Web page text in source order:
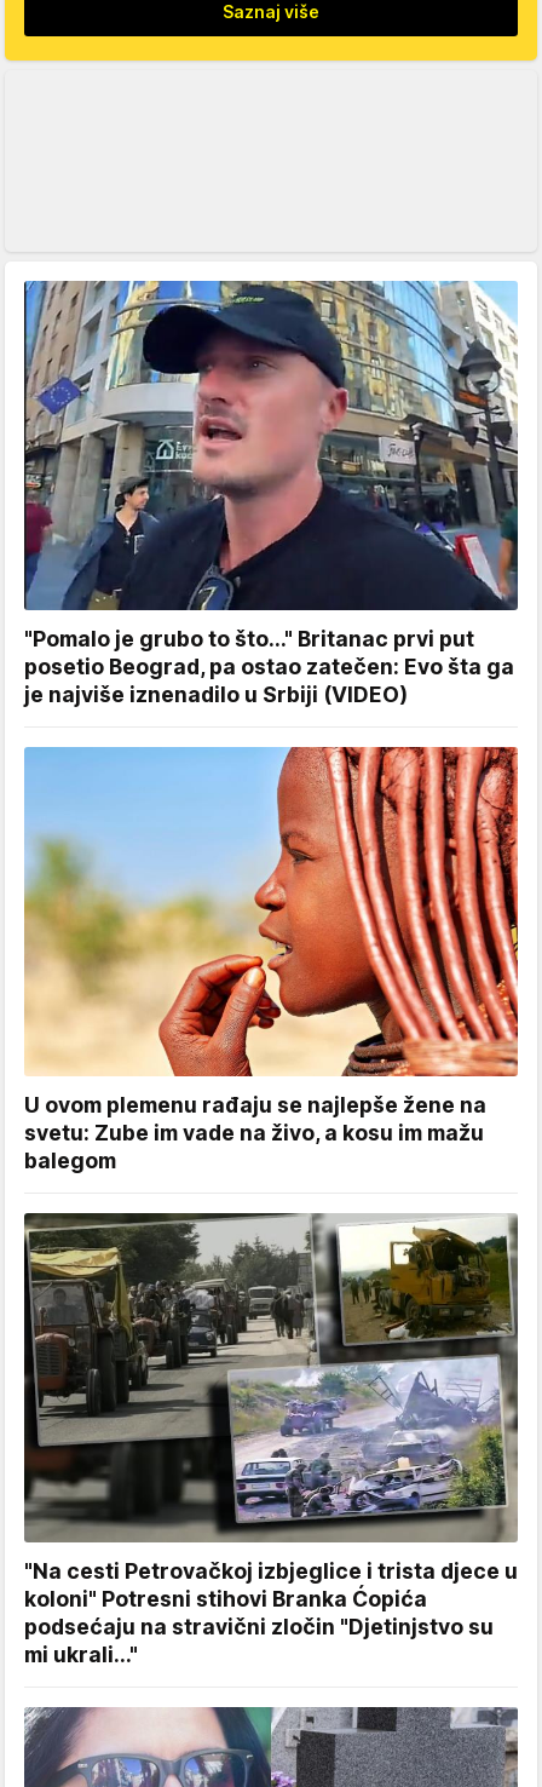
Saznaj više
"Pomalo je grubo to što..." Britanac prvi put
posetio Beograd, pa ostao zatečen: Evo šta ga
je najviše iznenadilo u Srbiji (VIDEO)
U ovom plemenu rađaju se najlepše žene na
svetu: Zube im vade na živo, a kosu im mažu
balegom
"Na cesti Petrovačkoj izbjeglice i trista djece u
koloni" Potresni stihovi Branka Ćopića
podsećaju na stravični zločin "Djetinjstvo su
mi ukrali..."